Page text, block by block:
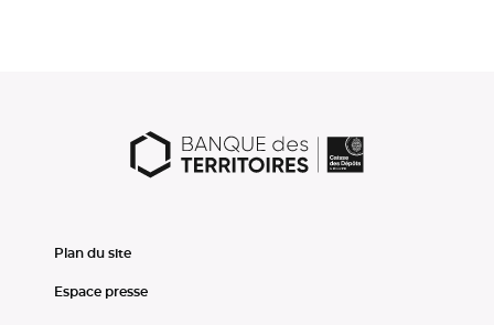
Plan du site
Espace presse